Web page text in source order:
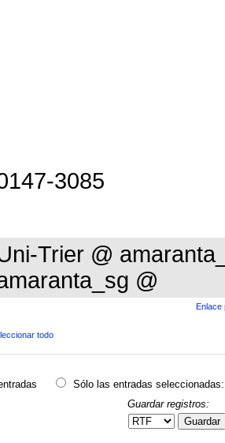
3085
Trier @
@
Enlace
todo
Sólo las entradas seleccionadas:
Guardar registros:
Guardar